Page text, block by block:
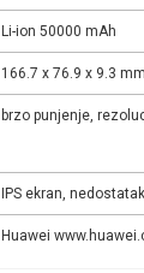
Li-ion 50000 mAh
166.7 x 76.9 x 9.3
brzo punjenje,
IPS ekran,
Huawei